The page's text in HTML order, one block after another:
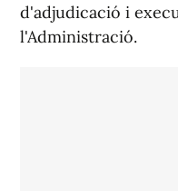
d'adjudicació i
l'Administració.